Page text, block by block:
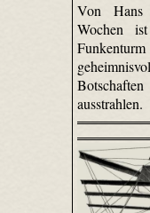
Von
Wochen
ausstrahlen.